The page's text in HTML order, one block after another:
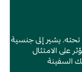
يشير إلى جنسية
على الامتثال